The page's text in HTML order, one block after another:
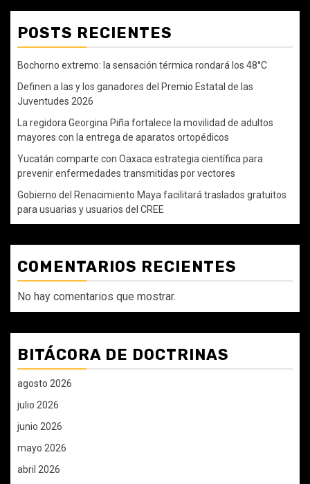
POSTS RECIENTES
Bochorno extremo: la sensación térmica rondará los 48°C
Definen a las y los ganadores del Premio Estatal de las
Juventudes 2026
La regidora Georgina Piña fortalece la movilidad de adultos
mayores con la entrega de aparatos ortopédicos
Yucatán comparte con Oaxaca estrategia científica para
prevenir enfermedades transmitidas por vectores
Gobierno del Renacimiento Maya facilitará traslados gratuitos
para usuarias y usuarios del CREE
COMENTARIOS RECIENTES
No hay comentarios que mostrar.
BITÁCORA DE DOCTRINAS
agosto 2026
julio 2026
junio 2026
mayo 2026
abril 2026